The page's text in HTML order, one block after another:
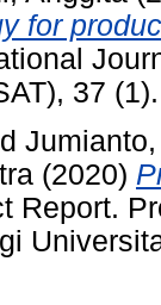
for
37
(2020)
Report.